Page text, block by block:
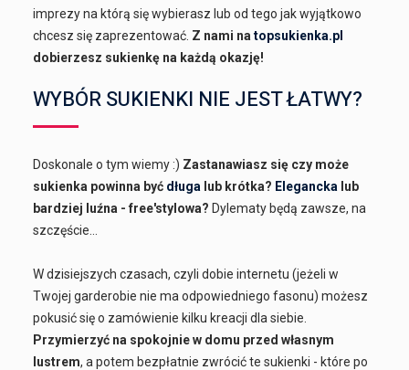
imprezy na którą się wybierasz lub od tego jak wyjątkowo
chcesz się zaprezentować. Z nami natopsukienka.pl
dobierzesz sukienkę na każdą okazję!
WYBÓR SUKIENKI NIE JEST ŁATWY?
Doskonale o tym wiemy :) Zastanawiasz się czy może
sukienka powinna być długa lub krótka? Elegancka lub
bardziej luźna - free'stylowa? Dylematy będą zawsze, na
szczęście...
W dzisiejszych czasach, czyli dobie internetu (jeżeli w
Twojej garderobie nie ma odpowiedniego fasonu) możesz
pokusić się o zamówienie kilku kreacji dla siebie.
Przymierzyć na spokojnie w domu przed własnym
lustrem, a potem bezpłatnie zwrócić te sukienki - które po